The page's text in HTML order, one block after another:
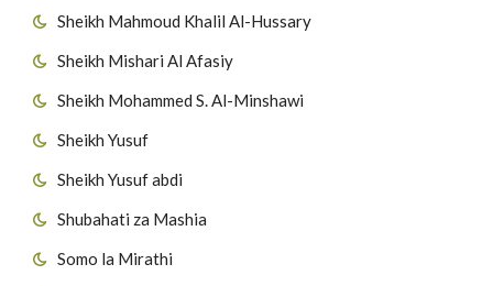
Sheikh Mahmoud Khalil Al-Hussary
Sheikh Mishari Al Afasiy
Sheikh Mohammed S. Al-Minshawi
Sheikh Yusuf
Sheikh Yusuf abdi
Shubahati za Mashia
Somo la Mirathi